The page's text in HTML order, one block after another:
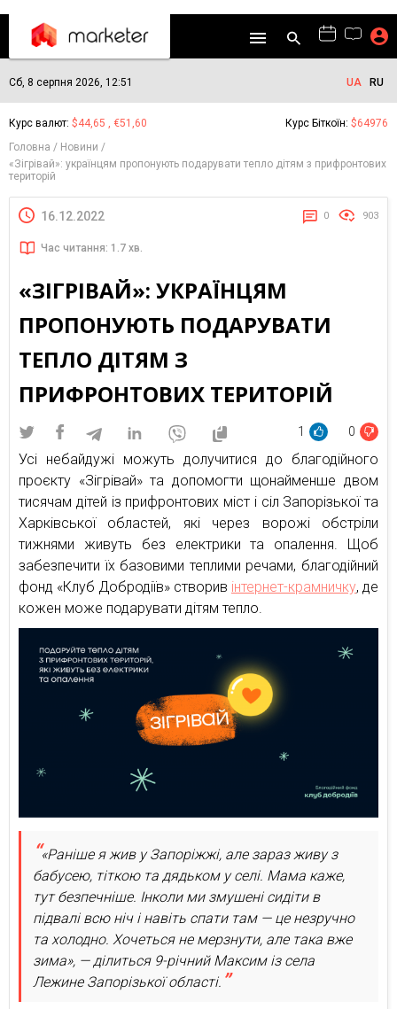
Сб, 8 серпня 2026, 12:51 UA RU
Курс валют: $44,65 , €51,60 Курс Біткоїн: $64976
Головна
Новини
«Зігрівай»: українцям пропонують подарувати тепло дітям з прифронтових
територій
16.12.2022 0 903
Час читання: 1.7 хв.
«ЗІГРІВАЙ»: УКРАЇНЦЯМ
ПРОПОНУЮТЬ ПОДАРУВАТИ
ТЕПЛО ДІТЯМ З
ПРИФРОНТОВИХ ТЕРИТОРІЙ
1 0
Усі небайдужі можуть долучитися до благодійного
проєкту «Зігрівай» та допомогти щонайменше двом
тисячам дітей із прифронтових міст і сіл Запорізької та
Харківської областей, які через ворожі обстріли
тижнями живуть без електрики та опалення. Щоб
забезпечити їх базовими теплими речами, благодійний
фонд «Клуб Добродіїв» створив інтернет-крамничку, де
кожен може подарувати дітям тепло.
«Раніше я жив у Запоріжжі, але зараз живу з
бабусею, тіткою та дядьком у селі. Мама каже,
тут безпечніше. Інколи ми змушені сидіти в
підвалі всю ніч і навіть спати там — це незручно
та холодно. Хочеться не мерзнути, але така вже
зима», — ділиться 9-річний Максим із села
Лежине Запорізької області.